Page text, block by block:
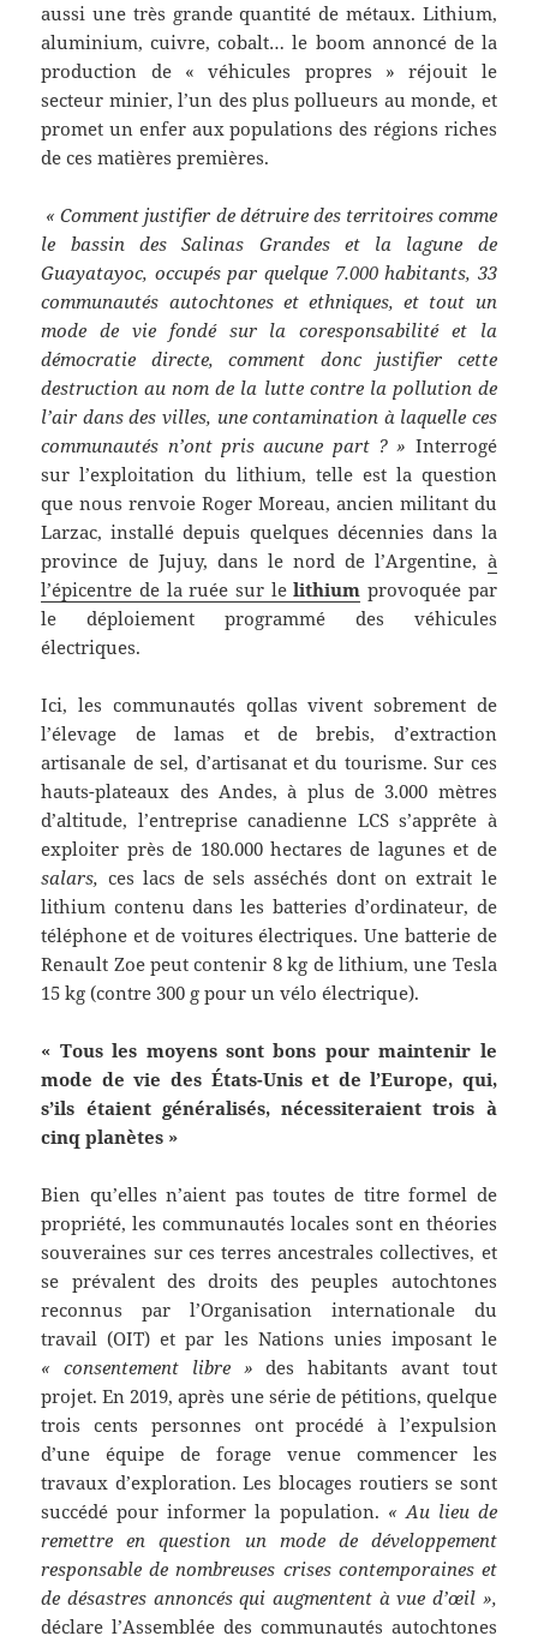
aussi une très grande quantité de métaux. Lithium,
aluminium, cuivre, cobalt… le boom annoncé de la
production de « véhicules propres » réjouit le
secteur minier, l’un des plus pollueurs au monde, et
promet un enfer aux populations des régions riches
de ces matières premières.
« Comment justifier de détruire des territoires comme
le bassin des Salinas Grandes et la lagune de
Guayatayoc, occupés par quelque 7.000 habitants, 33
communautés autochtones et ethniques, et tout un
mode de vie fondé sur la coresponsabilité et la
démocratie directe, comment donc justifier cette
destruction au nom de la lutte contre la pollution de
l’air dans des villes, une contamination à laquelle ces
communautés n’ont pris aucune part ? » Interrogé
sur l’exploitation du lithium, telle est la question
que nous renvoie Roger Moreau, ancien militant du
Larzac, installé depuis quelques décennies dans la
province de Jujuy, dans le nord de l’Argentine, à
l’épicentre de la ruée sur lelithium provoquée par
le déploiement programmé des véhicules
électriques.
Ici, les communautés qollas vivent sobrement de
l’élevage de lamas et de brebis, d’extraction
artisanale de sel, d’artisanat et du tourisme. Sur ces
hauts-plateaux des Andes, à plus de 3.000 mètres
d’altitude, l’entreprise canadienne LCS s’apprête à
exploiter près de 180.000 hectares de lagunes et de
salars, ces lacs de sels asséchés dont on extrait le
lithium contenu dans les batteries d’ordinateur, de
téléphone et de voitures électriques. Une batterie de
Renault Zoe peut contenir 8 kg de lithium, une Tesla
15 kg (contre 300 g pour un vélo électrique).
« Tous les moyens sont bons pour maintenir le
mode de vie des États-Unis et de l’Europe, qui,
s’ils étaient généralisés, nécessiteraient trois à
cinq planètes »
Bien qu’elles n’aient pas toutes de titre formel de
propriété, les communautés locales sont en théories
souveraines sur ces terres ancestrales collectives, et
se prévalent des droits des peuples autochtones
reconnus par l’Organisation internationale du
travail (OIT) et par les Nations unies imposant le
« consentement libre » des habitants avant tout
projet. En 2019, après une série de pétitions, quelque
trois cents personnes ont procédé à l’expulsion
d’une équipe de forage venue commencer les
travaux d’exploration. Les blocages routiers se sont
succédé pour informer la population. « Au lieu de
remettre en question un mode de développement
responsable de nombreuses crises contemporaines et
de désastres annoncés qui augmentent à vue d’œil »,
déclare l’Assemblée des communautés autochtones